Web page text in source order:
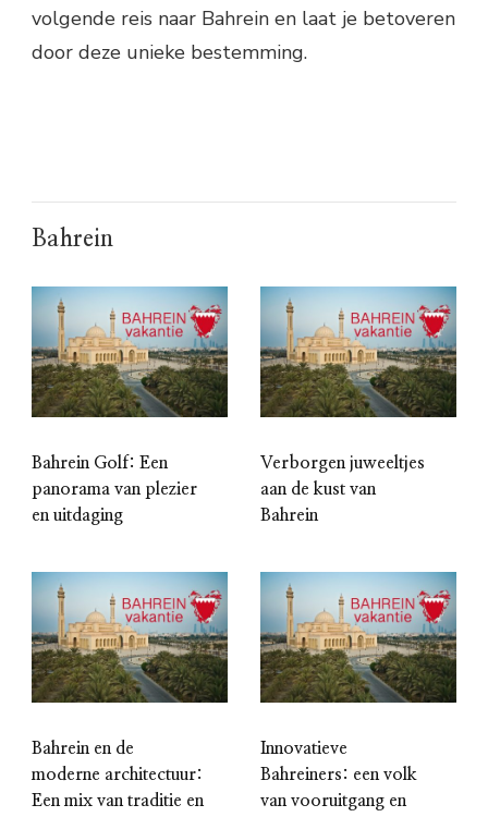
volgende reis naar Bahrein en laat je betoveren
door deze unieke bestemming.
Bahrein
Bahrein Golf: Een
panorama van plezier
en uitdaging
Verborgen juweeltjes
aan de kust van
Bahrein
Bahrein en de
moderne architectuur:
Een mix van traditie en
Innovatieve
Bahreiners: een volk
van vooruitgang en